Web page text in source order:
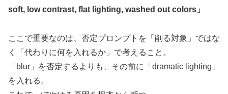
soft, low contrast, flat lighting, washed out colors」
ここで重要なのは、否定プロンプトを「削る対象」ではな
く「代わりに何を入れるか」で考えること。
「blur」を否定するよりも、その前に「dramatic lighting」
を入れる。